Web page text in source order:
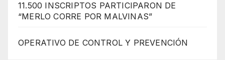
11.500 INSCRIPTOS PARTICIPARON DE
“MERLO CORRE POR MALVINAS”
OPERATIVO DE CONTROL Y PREVENCIÓN